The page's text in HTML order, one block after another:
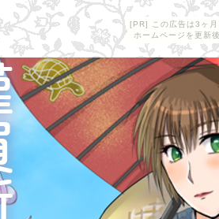
[PR] この広告は3ヶ
ホームページを更新